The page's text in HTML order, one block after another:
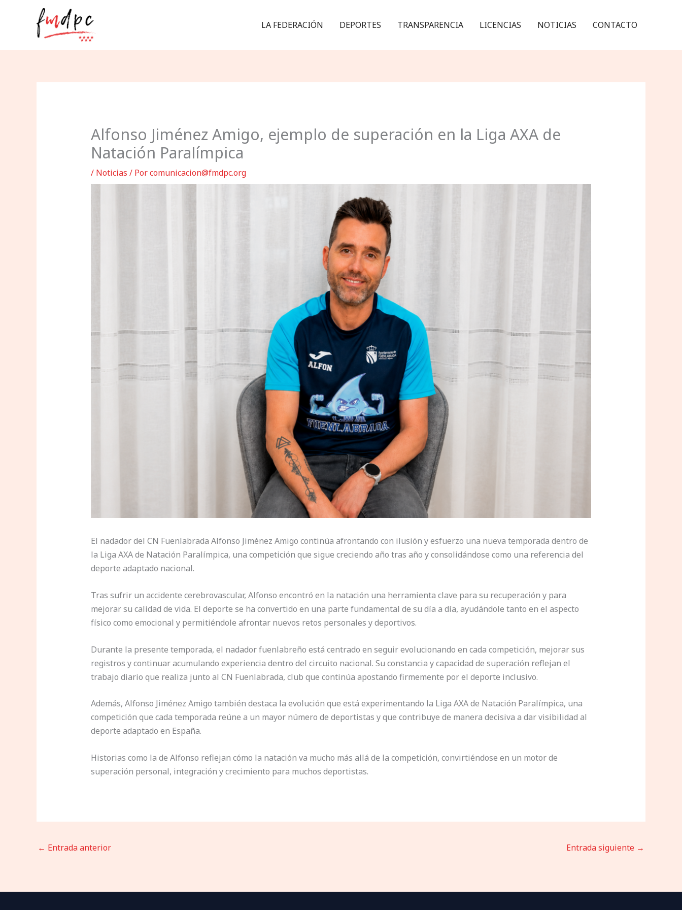
LA FEDERACIÓN DEPORTES TRANSPARENCIA LICENCIAS NOTICIAS CONTACTO
Alfonso Jiménez Amigo, ejemplo de superación en la Liga AXA de
Natación Paralímpica
/ Noticias / Porcomunicacion@fmdpc.org
El nadador del CN Fuenlabrada Alfonso Jiménez Amigo continúa afrontando con ilusión y esfuerzo una nueva temporada dentro de
la Liga AXA de Natación Paralímpica, una competición que sigue creciendo año tras año y consolidándose como una referencia del
deporte adaptado nacional.
Tras sufrir un accidente cerebrovascular, Alfonso encontró en la natación una herramienta clave para su recuperación y para
mejorar su calidad de vida. El deporte se ha convertido en una parte fundamental de su día a día, ayudándole tanto en el aspecto
físico como emocional y permitiéndole afrontar nuevos retos personales y deportivos.
Durante la presente temporada, el nadador fuenlabreño está centrado en seguir evolucionando en cada competición, mejorar sus
registros y continuar acumulando experiencia dentro del circuito nacional. Su constancia y capacidad de superación reflejan el
trabajo diario que realiza junto al CN Fuenlabrada, club que continúa apostando firmemente por el deporte inclusivo.
Además, Alfonso Jiménez Amigo también destaca la evolución que está experimentando la Liga AXA de Natación Paralímpica, una
competición que cada temporada reúne a un mayor número de deportistas y que contribuye de manera decisiva a dar visibilidad al
deporte adaptado en España.
Historias como la de Alfonso reflejan cómo la natación va mucho más allá de la competición, convirtiéndose en un motor de
superación personal, integración y crecimiento para muchos deportistas.
← Entrada anterior Entrada siguiente →